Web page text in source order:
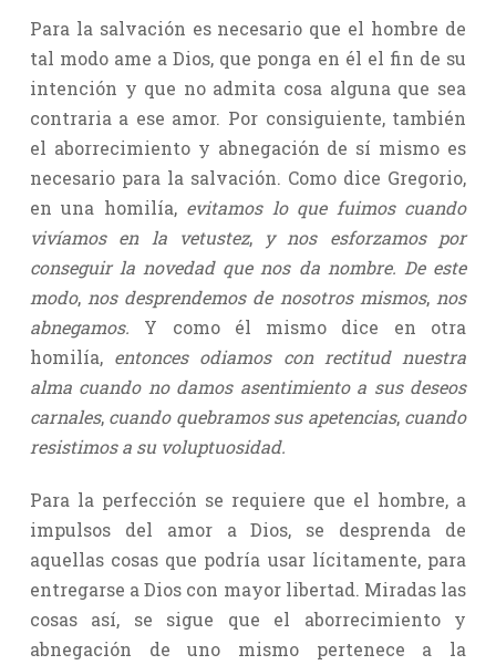
Para la salvación es necesario que el hombre de
tal modo ame a Dios, que ponga en él el fin de su
intención y que no admita cosa alguna que sea
contraria a ese amor. Por consiguiente, también
el aborrecimiento y abnegación de sí mismo es
necesario para la salvación. Como dice Gregorio,
en una homilía, evitamos lo que fuimos cuando
vivíamos en la vetustez,y nos esforzamos por
conseguir la novedad que nos da nombre. De este
modo,nos desprendemos de nosotros mismos,nos
abnegamos. Y como él mismo dice en otra
homilía, entonces odiamos con rectitud nuestra
alma cuando no damos asentimiento a sus deseos
carnales,cuando quebramos sus apetencias,cuando
resistimos a su voluptuosidad.
Para la perfección se requiere que el hombre, a
impulsos del amor a Dios, se desprenda de
aquellas cosas que podría usar lícitamente, para
entregarse a Dios con mayor libertad. Miradas las
cosas así, se sigue que el aborrecimiento y
abnegación de uno mismo pertenece a la